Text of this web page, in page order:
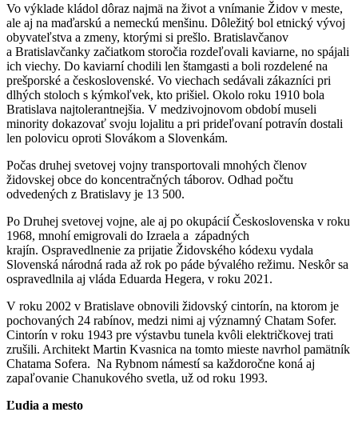
Vo výklade kládol dôraz najmä na život a vnímanie Židov v meste,
ale aj na maďarskú a nemeckú menšinu. Dôležitý bol etnický vývoj
obyvateľstva a zmeny, ktorými si prešlo. Bratislavčanov
a Bratislavčanky začiatkom storočia rozdeľovali kaviarne, no spájali
ich viechy. Do kaviarní chodili len štamgasti a boli rozdelené na
prešporské a československé. Vo viechach sedávali zákazníci pri
dlhých stoloch s kýmkoľvek, kto prišiel. Okolo roku 1910 bola
Bratislava najtolerantnejšia. V medzivojnovom období museli
minority dokazovať svoju lojalitu a pri prideľovaní potravín dostali
len polovicu oproti Slovákom a Slovenkám.
Počas druhej svetovej vojny transportovali mnohých členov
židovskej obce do koncentračných táborov. Odhad počtu
odvedených z Bratislavy je 13 500.
Po Druhej svetovej vojne, ale aj po okupácií Československa v roku
1968, mnohí emigrovali do Izraela a západných
krajín. Ospravedlnenie za prijatie Židovského kódexu vydala
Slovenská národná rada až rok po páde bývalého režimu. Neskôr sa
ospravedlnila aj vláda Eduarda Hegera, v roku 2021.
V roku 2002 v Bratislave obnovili židovský cintorín, na ktorom je
pochovaných 24 rabínov, medzi nimi aj významný Chatam Sofer.
Cintorín v roku 1943 pre výstavbu tunela kvôli električkovej trati
zrušili. Architekt Martin Kvasnica na tomto mieste navrhol pamätník
Chatama Sofera. Na Rybnom námestí sa každoročne koná aj
zapaľovanie Chanukového svetla, už od roku 1993.
Ľudia a mesto